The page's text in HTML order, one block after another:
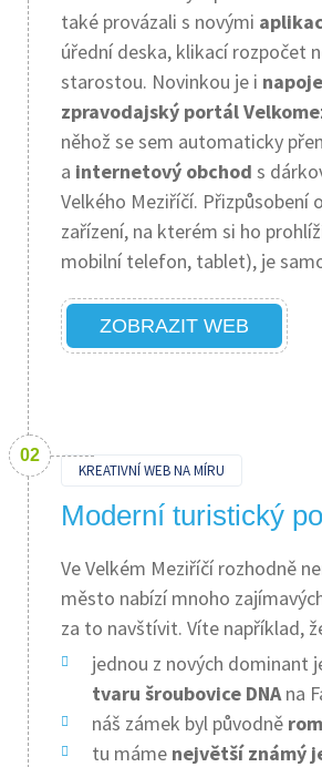
také provázali s novými
úřední deska, klikací rozpočet
starostou. Novinkou je i
zpravodajský portál
něhož se sem automaticky
a internetový obchod s
Velkého Meziříčí. Přizpůsobení
zařízení, na kterém si ho
mobilní telefon, tablet), je
ZOBRAZIT WEB
KREATIVNÍ WEB NA MÍRU
Moderní turistický
Ve Velkém Meziříčí rozhodně
město nabízí mnoho
za to navštívit. Víte například,
jednou z nových dominant
tvaru šroubovice DNAna
náš zámek byl původně
tu máme největší známý